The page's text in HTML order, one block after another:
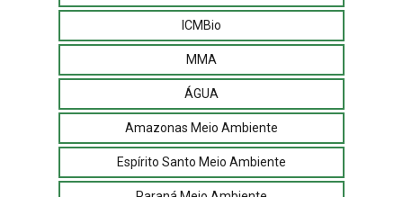
ICMBio
MMA
ÁGUA
Amazonas Meio Ambiente
Espírito Santo Meio Ambiente